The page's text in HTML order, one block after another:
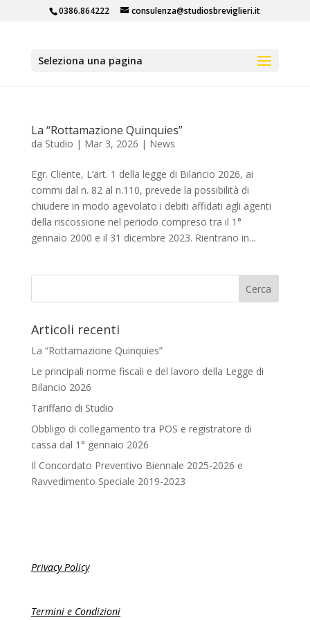
0386.864222 consulenza@studiosbreviglieri.it
Seleziona una pagina
La “Rottamazione Quinquies”
da Studio | Mar 3, 2026 | News
Egr. Cliente, L’art. 1 della legge di Bilancio 2026, ai
commi dal n. 82 al n.110, prevede la possibilità di
chiudere in modo agevolato i debiti affidati agli agenti
della riscossione nel periodo compreso tra il 1°
gennaio 2000 e il 31 dicembre 2023. Rientrano in...
Articoli recenti
La “Rottamazione Quinquies”
Le principali norme fiscali e del lavoro della Legge di
Bilancio 2026
Tariffario di Studio
Obbligo di collegamento tra POS e registratore di
cassa dal 1° gennaio 2026
Il Concordato Preventivo Biennale 2025-2026 e
Ravvedimento Speciale 2019-2023
Privacy Policy
Termini e Condizioni